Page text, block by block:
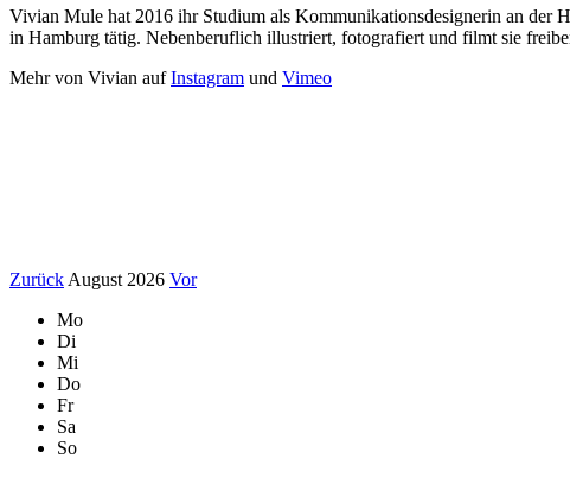
Vivian Mule hat 2016 ihr Studium als Kommunikationsdesignerin an der
in Hamburg tätig. Nebenberuflich illustriert, fotografiert und filmt sie
Mehr von Vivian aufInstagram und Vimeo
Zurück August 2026 Vor
Mo
Di
Mi
Do
Fr
Sa
So